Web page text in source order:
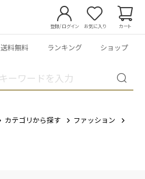
登録/ログイン お気に入り カート
送料無料 ランキング ショップ
カテゴリから探す
ファッション